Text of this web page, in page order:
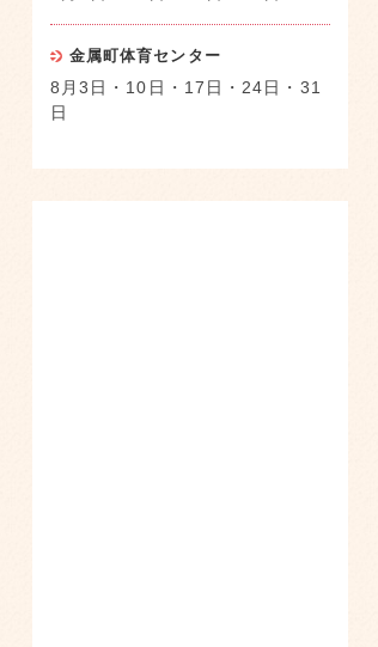
金属町体育センター
8月3日・10日・17日・24日・31
日